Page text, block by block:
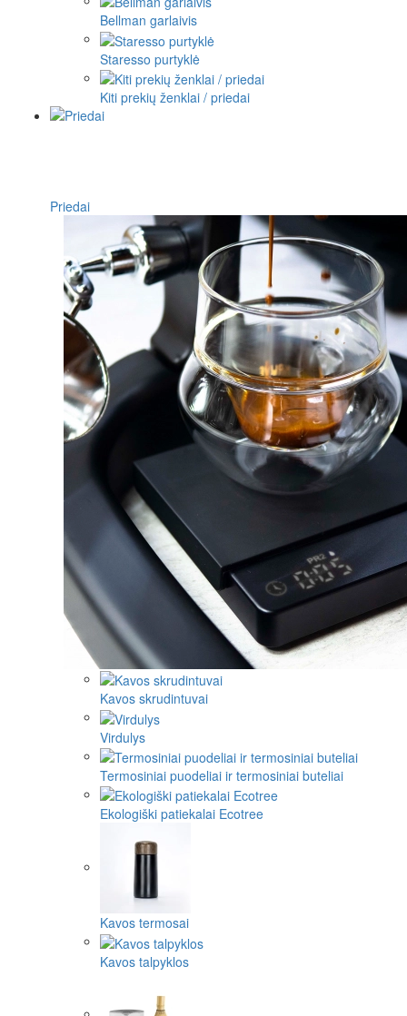
Bellman garlaivis
Staresso purtyklė
Kiti prekių ženklai / priedai
Priedai
Kavos skrudintuvai
Virdulys
Termosiniai puodeliai ir termosiniai buteliai
Ekologiški patiekalai Ecotree
Kavos termosai
Kavos talpyklos